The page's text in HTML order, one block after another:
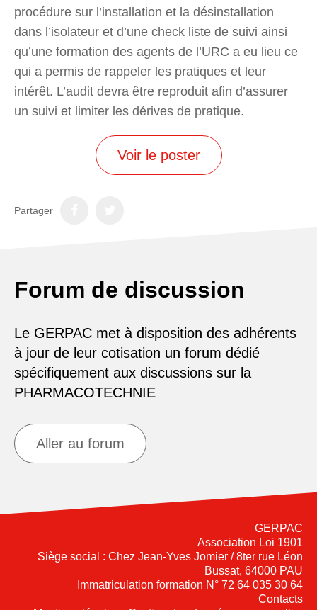
procédure sur l’installation et la désinstallation
dans l’isolateur et d’une check liste de suivi ainsi
qu’une formation des agents de l’URC a eu lieu ce
qui a permis de rappeler les pratiques et leur
intérêt. L’audit devra être reproduit afin d’assurer
un suivi et limiter les dérives de pratique.
Voir le poster
Partager
Forum de discussion
Le GERPAC met à disposition des adhérents
à jour de leur cotisation un forum dédié
spécifiquement aux discussions sur la
PHARMACOTECHNIE
Aller au forum
GERPAC
Association Loi 1901
Siège social : Chez Jean-Yves Jomier / 8ter rue Léon
Bussat, 64000 PAU
Immatriculation formation N° 72 64 035 30 64
Contacts